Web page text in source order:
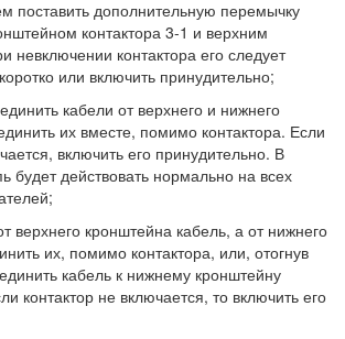
поставить дополнительную перемычку
контактора 3-1 и верхним
невключении контактора его следует
или включить принудительно;
кабели от верхнего и нижнего
их вместе, помимо контактора. Если
включить его принудительно. В
будет действовать нормально на всех
верхнего кронштейна кабель, а от нижнего
их, помимо контактора, или, отогнув
кабель к нижнему кронштейну
контактор не включается, то включить его